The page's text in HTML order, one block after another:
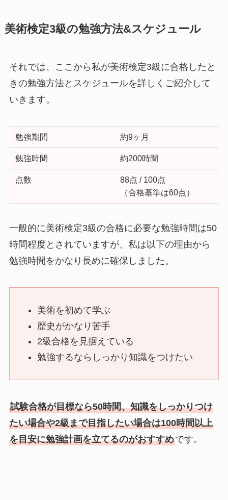
美術検定3級の勉強方法&スケジュール
それでは、ここから私が美術検定3級に合格したと
きの勉強方法とスケジュールを詳しくご紹介して
いきます。
勉強期間 約9ヶ月
勉強時間 約200時間
点数
88点 / 100点
（合格基準は60点）
一般的に美術検定3級の合格に必要な勉強時間は50
時間程度とされていますが、私は以下の理由から
勉強時間をかなり長めに確保しました。
美術を初めて学ぶ
歴史がかなり苦手
2級合格を見据えている
勉強するならしっかり知識をつけたい
試験合格が目標なら50時間、知識をしっかりつけ
たい場合や2級まで目指したい場合は100時間以上
を目安に勉強計画を立てるのがおすすめです。